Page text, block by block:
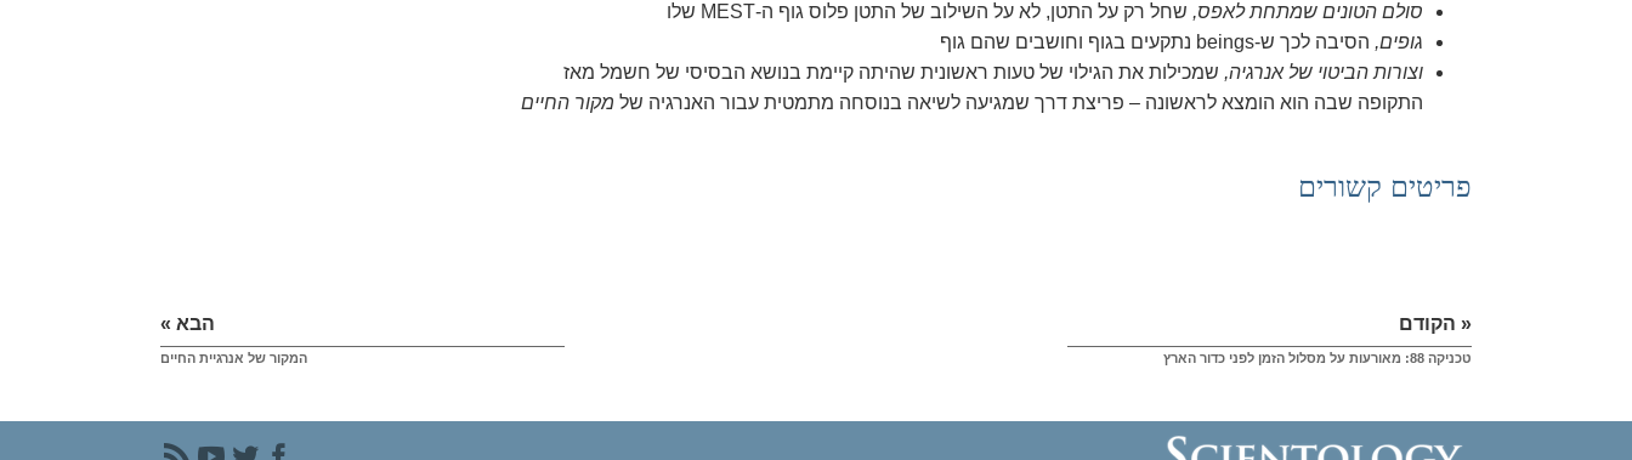
סולם הטונים שמתחת לאפס, שחל רק על התטן, לא על השילוב של התטן פלוס גוף ה-MEST שלו
גופים, הסיבה לכך ש-beings נתקעים בגוף וחושבים שהם גוף
וצורות הביטוי של אנרגיה, שמכילות את הגילוי של טעות ראשונית שהיתה קיימת בנושא הבסיסי של חשמל מאז
התקופה שבה הוא הומצא לראשונה – פריצת דרך שמגיעה לשיאה בנוסחה מתמטית עבור האנרגיה של מקור החיים
פריטים קשורים
« הקודם
טכניקה 88: מאורעות על מסלול הזמן לפני כדור הארץ
הבא »
המקור של אנרגיית החיים